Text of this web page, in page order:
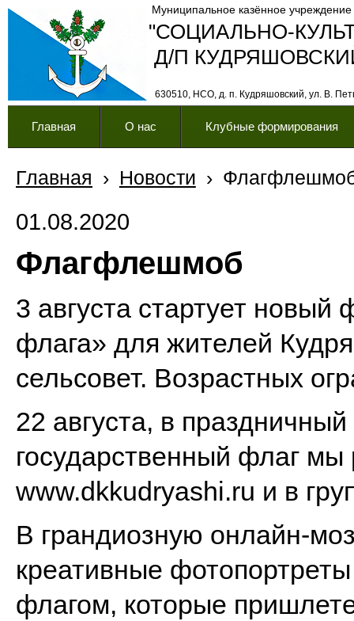
"СОЦИАЛЬНО-
630510, НСО, д. п. Кудряшовский, ул. В.
Муниципальное казённое учреждение
Д/П
Главная О нас Клубные формирования
Главная › Новости ›
01.08.2020
Флагфлешмоб
3 августа стартует
флага» для жителей
сельсовет. Возрастных
22 августа, в
государственный флаг
www.dkkudryashi.ru и в
В грандиозную онлайн-
креативные
флагом, которые